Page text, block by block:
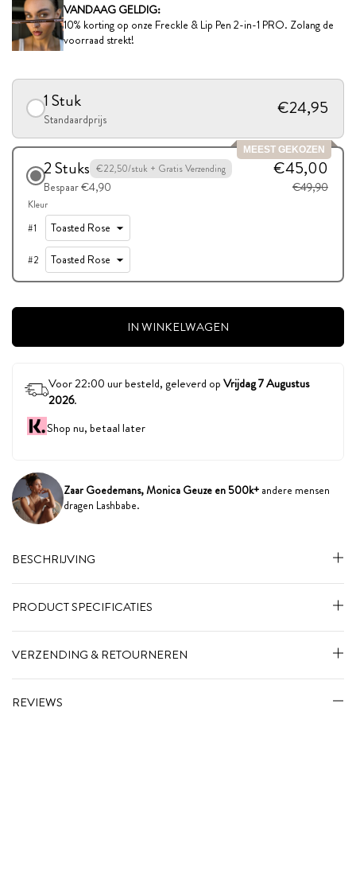
VANDAAG GELDIG:
10% korting op onze Freckle & Lip Pen 2-in-1 PRO. Zolang de
voorraad strekt!
1 Stuk
Standaardprijs €24,95
MEEST GEKOZEN
2 Stuks €22,50/stuk + Gratis Verzending
Bespaar €4,90
€45,00
€49,90
Kleur
#1
#2
IN WINKELWAGEN
Voor 22:00 uur besteld, geleverd opVrijdag 7 Augustus
2026.
Shop nu, betaal later
Zaar Goedemans, Monica Geuze en 500k+ andere mensen
dragen Lashbabe.
BESCHRIJVING
PRODUCT SPECIFICATIES
VERZENDING & RETOURNEREN
REVIEWS